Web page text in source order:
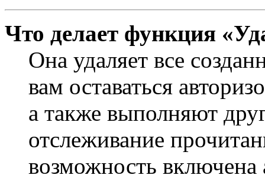
Что делает функция
Она удаляет все
вам оставаться
а также выполняют
отслеживание
возможность